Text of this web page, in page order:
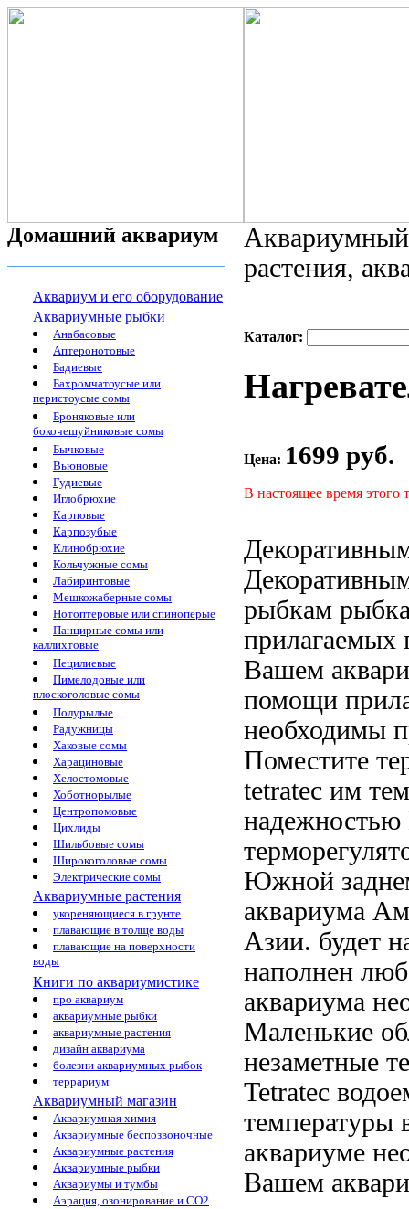
Домашний аквариум
Аквариум и его оборудование
Аквариумные рыбки
Анабасовые
Аптеронотовые
Бадиевые
Бахромчатоусые или
перистоусые сомы
Броняковые или
бокочешуйниковые сомы
Бычковые
Вьюновые
Гудиевые
Иглобрюхие
Карповые
Карпозубые
Клинобрюхие
Кольчужные сомы
Лабиринтовые
Мешкожаберные сомы
Нотоптеровые или спиноперые
Панцирные сомы или
каллихтовые
Пецилиевые
Пимелодовые или
плоскоголовые сомы
Полурылые
Радужницы
Хаковые сомы
Харациновые
Хелостомовые
Хоботнорылые
Центропомовые
Цихлиды
Шильбовые сомы
Широкоголовые сомы
Электрические сомы
Аквариумные растения
укореняющиеся в грунте
плавающие в толще воды
плавающие на поверхности
воды
Книги по аквариумистике
про аквариум
аквариумные рыбки
аквариумные растения
дизайн аквариума
болезни аквариумных рыбок
террариум
Аквариумный магазин
Аквариумная химия
Аквариумные беспозвоночные
Аквариумные растения
Аквариумные рыбки
Аквариумы и тумбы
Аэрация, озонирование и CO2
растения,
Каталог:
Цена: 1699 руб.
В настоящее время этого
рыбкам
прилагаемых
Вашем
помощи
необходимы
Поместите
tetratec им
надежностью
Южной
аквариума
Азии. будет
наполнен
аквариума
Маленькие
незаметные
Tetratec
аквариуме
Вашем